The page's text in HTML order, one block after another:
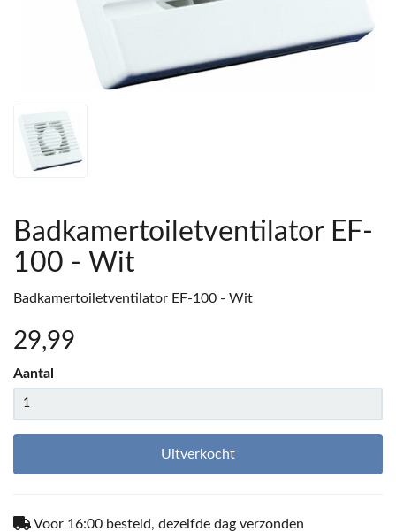
Badkamertoiletventilator EF-
100 - Wit
Badkamertoiletventilator EF-100 - Wit
29,99
Aantal
Uitverkocht
Voor 16:00 besteld, dezelfde dag verzonden